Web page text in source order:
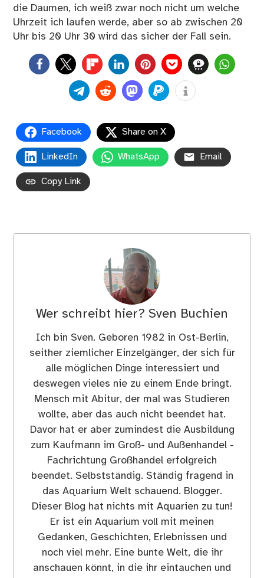
die Daumen, ich weiß zwar noch nicht um welche
Uhrzeit ich laufen werde, aber so ab zwischen 20
Uhr bis 20 Uhr 30 wird das sicher der Fall sein.
0
Facebook Share on X
LinkedIn WhatsApp Email
Copy Link
Wer schreibt hier? Sven Buchien
Ich bin Sven. Geboren 1982 in Ost-Berlin,
seither ziemlicher Einzelgänger, der sich für
alle möglichen Dinge interessiert und
deswegen vieles nie zu einem Ende bringt.
Mensch mit Abitur, der mal was Studieren
wollte, aber das auch nicht beendet hat.
Davor hat er aber zumindest die Ausbildung
zum Kaufmann im Groß- und Außenhandel -
Fachrichtung Großhandel erfolgreich
beendet. Selbstständig. Ständig fragend in
das Aquarium Welt schauend. Blogger.
Dieser Blog hat nichts mit Aquarien zu tun!
Er ist ein Aquarium voll mit meinen
Gedanken, Geschichten, Erlebnissen und
noch viel mehr. Eine bunte Welt, die ihr
anschauen könnt, in die ihr eintauchen und